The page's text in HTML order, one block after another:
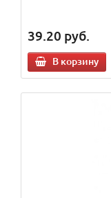
39.20 руб.
В корзину